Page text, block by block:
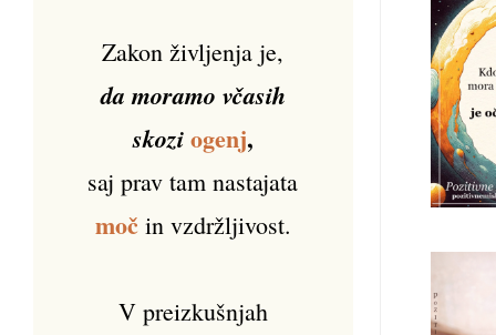
Zakon življenja je,
da moramo včasih
skozi ogenj,
saj prav tam nastajata
močin vzdržljivost.
V preizkušnjah